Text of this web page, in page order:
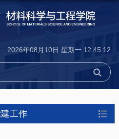
2026年08月10日 星期一 12:45:12
工作